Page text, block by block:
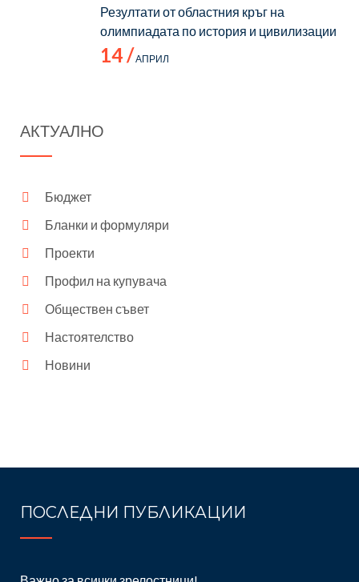
Резултати от областния кръг на
олимпиадата по история и цивилизации
14 /АПРИЛ
АКТУАЛНО
Бюджет
Бланки и формуляри
Проекти
Профил на купувача
Обществен съвет
Настоятелство
Новини
ПОСЛЕДНИ ПУБЛИКАЦИИ